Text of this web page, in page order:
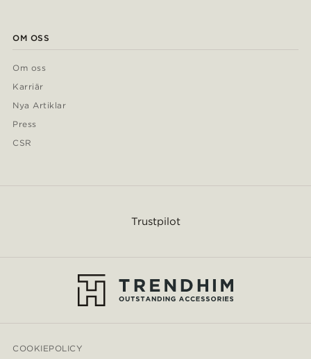
OM OSS
Om oss
Karriär
Nya Artiklar
Press
CSR
Trustpilot
COOKIEPOLICY